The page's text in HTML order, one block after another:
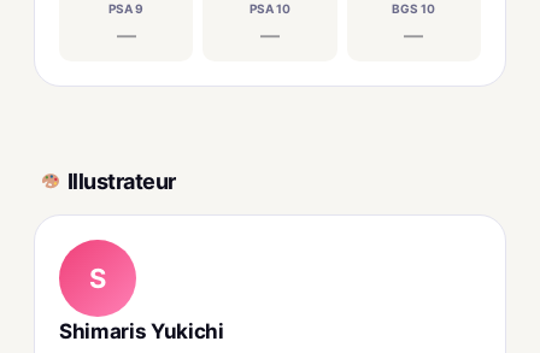
PSA 9
—
PSA 10
—
BGS 10
—
Illustrateur
S
Shimaris Yukichi